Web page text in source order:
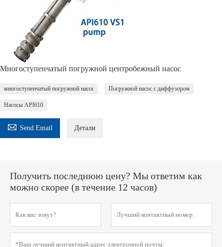
Многоступенчатый погружной центробежный насос
многоступенчатый погружной насос Погружной насос с диффузором
Насосы API610
 Send Email Детали
Получить последнюю цену? Мы ответим как
можно скорее (в течение 12 часов)